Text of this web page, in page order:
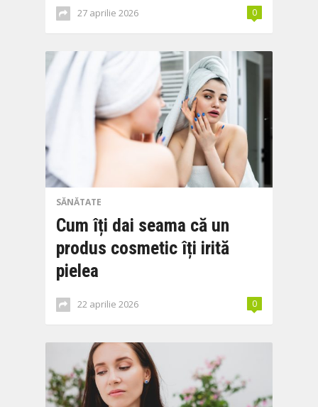
27 aprilie 2026 0
SĂNĂTATE
Cum îți dai seama că un
produs cosmetic îți irită
pielea
22 aprilie 2026 0